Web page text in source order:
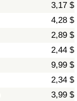
3,17 $
4,28 $
2,89 $
2,44 $
9,99 $
2,34 $
3,99 $